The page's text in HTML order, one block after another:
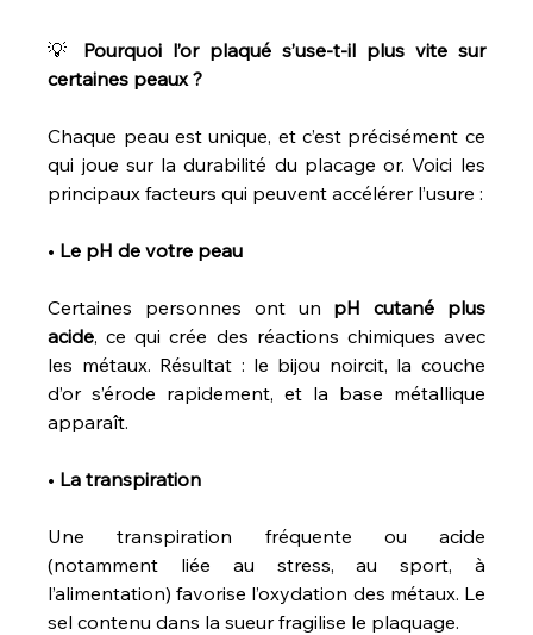
💡 Pourquoi l’or plaqué s’use-t-il plus vite sur
certaines peaux ?
Chaque peau est unique, et c’est précisément ce
qui joue sur la durabilité du placage or. Voici les
principaux facteurs qui peuvent accélérer l’usure :
• Le pH de votre peau
Certaines personnes ont un pH cutané
plus
acide, ce qui crée des réactions chimiques avec
les métaux. Résultat : le bijou noircit, la couche
d’or s’érode rapidement, et la base métallique
apparaît.
• La transpiration
Une transpiration fréquente ou acide
(notamment liée au stress, au sport, à
l’alimentation) favorise l’oxydation des métaux. Le
sel contenu dans la sueur fragilise le plaquage.